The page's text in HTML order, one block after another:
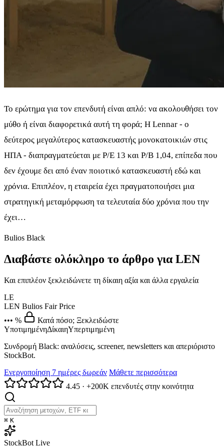
Το ερώτημα για τον επενδυτή είναι απλό: να ακολουθήσει τον
μύθο ή είναι διαφορετικά αυτή τη φορά; Η Lennar - ο
δεύτερος μεγαλύτερος κατασκευαστής μονοκατοικιών στις
ΗΠΑ - διαπραγματεύεται με P/E 13 και P/B 1,04, επίπεδα που
δεν έχουμε δει από έναν ποιοτικό κατασκευαστή εδώ και
χρόνια. Επιπλέον, η εταιρεία έχει πραγματοποιήσει μια
στρατηγική μεταμόρφωση τα τελευταία δύο χρόνια που την
έχει…
Bulios Black
Διαβάστε ολόκληρο το άρθρο για LEN
Και επιπλέον ξεκλειδώνετε τη δίκαιη αξία και άλλα εργαλεία
LE
LEN Bulios Fair Price
••• %
Κατά πόσο; Ξεκλειδώστε
ΥποτιμημένηΔίκαιηΥπερτιμημένη
Συνδρομή Black: αναλύσεις, screener, newsletters και απεριόριστο
StockBot.
Ενεργοποίηση 7 ημέρες δωρεάν Μάθετε περισσότερα
4.45 · +200K επενδυτές στην κοινότητα
⌘ K
StockBot Live